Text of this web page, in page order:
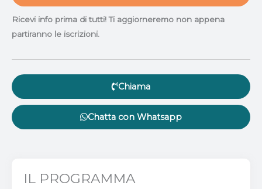
Ricevi info prima di tutti! Ti aggiorneremo non appena
partiranno le iscrizioni.
Chiama
Chatta con Whatsapp
IL PROGRAMMA